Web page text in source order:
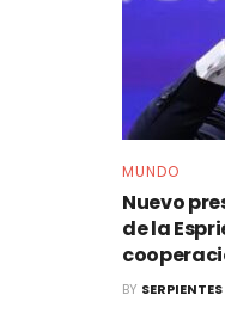
MUNDO
Nuevo
de la
BY